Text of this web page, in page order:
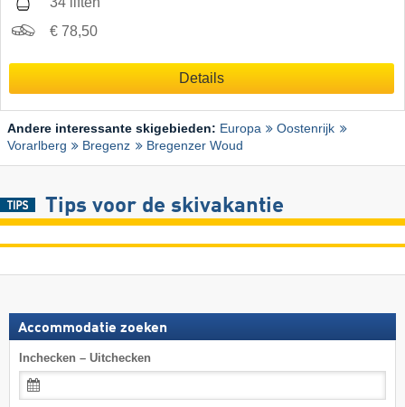
€ 78,50
Details
Andere interessante skigebieden: Europa
Oostenrijk
Vorarlberg
Bregenz Bregenzer Woud
Tips voor de skivakantie
Accommodatie zoeken
Inchecken – Uitchecken